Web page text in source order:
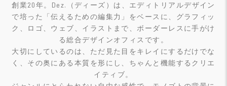
創業20年。Dez.（ディーズ）は、エディトリアルデザイン
で培った「伝えるための編集力」をベースに、グラフィッ
ク、ロゴ、ウェブ、イラストまで、ボーダーレスに手がけ
る総合デザインオフィスです。
大切にしているのは、ただ見た目をキレイにするだけでな
く、その奥にある本質を形にし、ちゃんと機能するクリエ
イティブ。